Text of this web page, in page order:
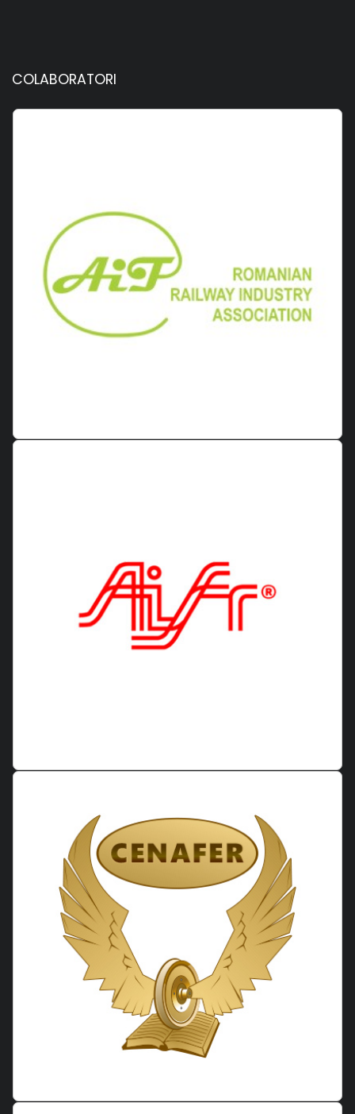
COLABORATORI